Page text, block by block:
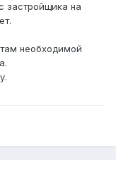
застройщика на
необходимой